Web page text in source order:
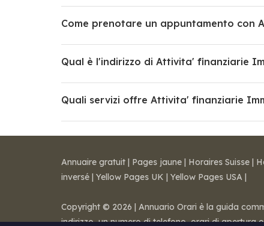
Come prenotare un appuntamento con
Qual è l'indirizzo di Attivita' finanziarie
Quali servizi offre Attivita' finanziarie
Annuaire gratuit | Pages jaune | Horaires Suisse |
inversé | Yellow Pages UK | Yellow Pages USA |
Copyright © 2026 | Annuario Orari è la guida
indirizzo, un numero di telefono, orari di